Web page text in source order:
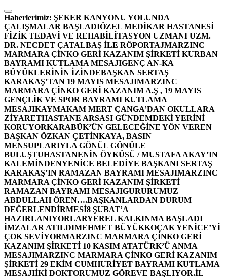
İçeriğe
atla
Haberlerimiz: ŞEKER KANYONU YOLUNDA
ÇALIŞMALAR BAŞLADIÖZEL MEDİKAR HASTANESİ
FİZİK TEDAVİ VE REHABİLİTASYON UZMANI UZM.
DR. NECDET ÇATALBAŞ İLE RÖPORTAJMARZINC
MARMARA ÇİNKO GERİ KAZANIM ŞİRKETİ KURBAN
BAYRAMI KUTLAMA MESAJIGENÇ AN-KA
BÜYÜKLERİNİN İZİNDEBAŞKAN SERTAŞ
KARAKAŞ’TAN 19 MAYIS MESAJIMARZINC
MARMARA ÇİNKO GERİ KAZANIM A.Ş , 19 MAYIS
GENÇLİK VE SPOR BAYRAMI KUTLAMA
MESAJIKAYMAKAM MERT ÇANGA’DAN OKULLARA
ZİYARETHASTANE ARSASI GÜNDEMDEKİ YERİNİ
KORUYORKARABÜK’ÜN GELECEĞİNE YÖN VEREN
BAŞKAN ÖZKAN ÇETİNKAYA, BASIN
MENSUPLARIYLA GÖNÜL GÖNÜLE
BULUŞTUHASTANENİN ÖYKÜSÜ / MUSTAFA AKAY’IN
KALEMİNDENYENİCE BELEDİYE BAŞKANI SERTAŞ
KARAKAŞ’IN RAMAZAN BAYRAMI MESAJIMARZINC
MARMARA ÇİNKO GERİ KAZANIM ŞİRKETİ
RAMAZAN BAYRAMI MESAJIGURURUMUZ
ABDULLAH ÖREN….BAŞKANLARDAN DURUM
DEĞERLENDİRMESİ8 ŞUBAT’A
HAZIRLANIYORLARYEREL KALKINMA BAŞLADI
İMZALAR ATILDIMEHMET BÜYÜKKOÇAK YENİCE’Yİ
ÇOK SEVİYORMARZINC MARMARA ÇİNKO GERİ
KAZANIM ŞİRKETİ 10 KASIM ATATÜRK’Ü ANMA
MESAJIMARZINC MARMARA ÇİNKO GERİ KAZANIM
ŞİRKETİ 29 EKİM CUMHURİYET BAYRAMI KUTLAMA
MESAJIİKİ DOKTORUMUZ GÖREVE BAŞLIYOR.İL